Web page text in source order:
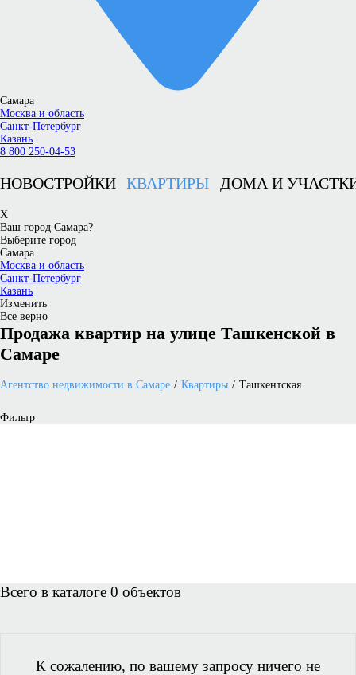
Самара
Москва и область
Санкт-Петербург
Казань
8 800 250-04-53
НОВОСТРОЙКИ КВАРТИРЫ ДОМА И
X
Ваш город Самара?
Выберите город
Самара
Москва и область
Санкт-Петербург
Казань
Изменить
Все верно
Продажа квартир на улице Ташкенской в
Самаре
Агентство недвижимости в Самаре Квартиры Ташкентская
Фильтр
Всего в каталоге 0 объектов
К сожалению, по вашему запросу ничего не